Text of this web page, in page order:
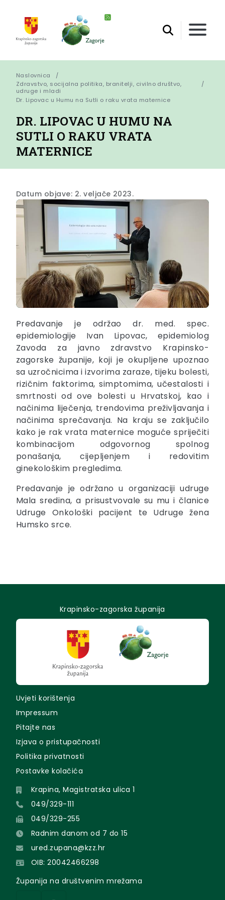
Naslovnica
Zdravstvo, socijalna politika, branitelji, civilno društvo,
udruge i mladi
Dr. Lipovac u Humu na Sutli o raku vrata maternice
DR. LIPOVAC U HUMU NA
SUTLI O RAKU VRATA
MATERNICE
Datum objave: 2. veljače 2023.
Predavanje je održao dr. med. spec.
epidemiologije Ivan Lipovac, epidemiolog
Zavoda za javno zdravstvo Krapinsko-
zagorske županije, koji je okupljene upoznao
sa uzročnicima i izvorima zaraze, tijeku bolesti,
rizičnim faktorima, simptomima, učestalosti i
smrtnosti od ove bolesti u Hrvatskoj, kao i
načinima liječenja, trendovima preživljavanja i
načinima sprečavanja. Na kraju se zaključilo
kako je rak vrata maternice moguće spriječiti
kombinacijom odgovornog spolnog
ponašanja, cijepljenjem i redovitim
ginekološkim pregledima.
Predavanje je održano u organizaciji udruge
Mala sredina, a prisustvovale su mu i članice
Udruge Onkološki pacijent te Udruge žena
Humsko srce.
Krapinsko-zagorska županija
Uvjeti korištenja
Impressum
Pitajte nas
Izjava o pristupačnosti
Politika privatnosti
Postavke kolačića
Krapina, Magistratska ulica 1
049/329-111
049/329-255
Radnim danom od 7 do 15
ured.zupana@kzz.hr
OIB: 20042466298
Županija na društvenim mrežama